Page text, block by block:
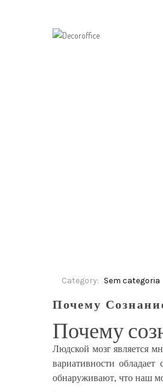
Category: Sem categoria
Почему
Почему
Людской мозг является
вариативности
обнаруживают, что наш